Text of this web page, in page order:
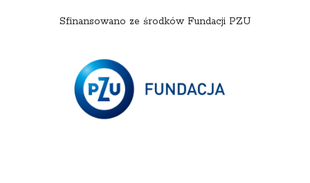
Sfinansowano ze środków Fundacji PZU